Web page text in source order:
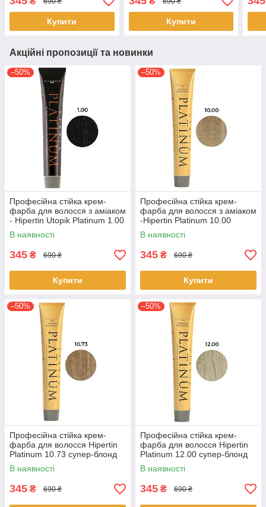
перламутрово-золотистий
Купити
інтенсивний 60мл
Купити
Акційні пропозиції та новинки
–50%
Професійна стійка крем-
фарба для волосся з аміаком
- Hipertin Utopik Platinum 1.00
- Black 60мл
В наявності
345 ₴ 690 ₴
Купити
–50%
Професійна стійка крем-
фарба для волосся з аміаком
-Hipertin Platinum 10.00
супер-блонд платиновий
60мл
В наявності
345 ₴ 690 ₴
Купити
–50%
Професійна стійка крем-
фарба для волосся Hipertin
Platinum 10.73 супер-блонд
пісочно-золотистий 60мл
В наявності
345 ₴ 690 ₴
–50%
Професійна стійка крем-
фарба для волосся Hipertin
Platinum 12.00 супер-блонд
натуральний інтенсивний
60мл
В наявності
345 ₴ 690 ₴